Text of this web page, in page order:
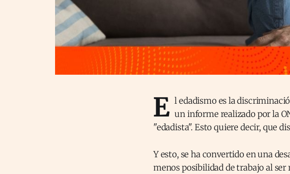
E l edadismo es la
un informe realizado por la
"edadista". Esto quiere decir, que
Y esto, se ha convertido en una
menos posibilidad de trabajo al